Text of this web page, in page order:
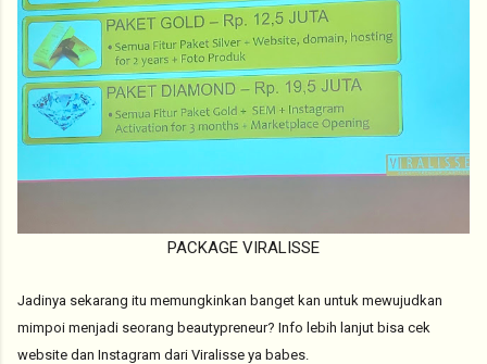
PACKAGE VIRALISSE
Jadinya sekarang itu memungkinkan banget kan untuk mewujudkan
mimpoi menjadi seorang beautypreneur? Info lebih lanjut bisa cek
website dan Instagram dari Viralisse ya babes.